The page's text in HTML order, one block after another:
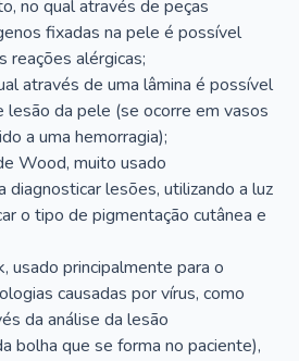
no qual através de peças
fixadas na pele é possível
reações alérgicas;
através de uma lâmina é possível
da pele (se ocorre em vasos
a uma hemorragia);
Wood, muito usado
diagnosticar lesões, utilizando a luz
o tipo de pigmentação cutânea e
usado principalmente para o
causadas por vírus, como
da análise da lesão
bolha que se forma no paciente),